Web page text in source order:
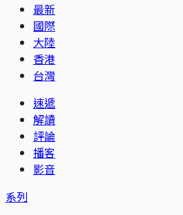
最新
國際
大陸
香港
台灣
速遞
解讀
評論
播客
影音
系列